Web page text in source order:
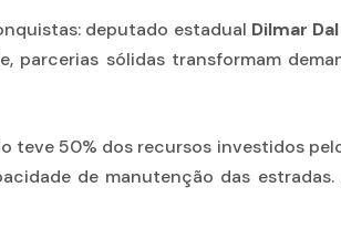
deputado estadual Dilmar
parcerias sólidas transformam
teve 50% dos recursos investidos
de manutenção das